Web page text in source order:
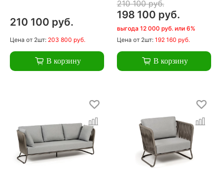
210 100 руб.
Цена от 2шт: 203 800 руб.
В корзину
210 100 руб.
198 100 руб.
выгода 12 000 руб. или 6%
Цена от 2шт: 192 160 руб.
В корзину